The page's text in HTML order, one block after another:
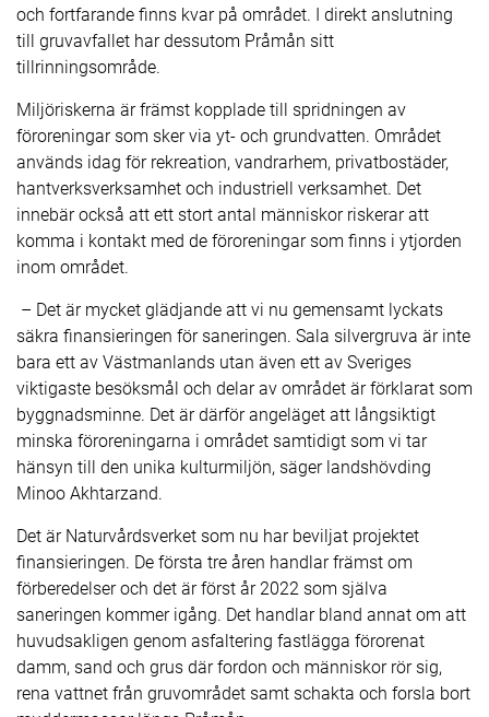
och fortfarande finns kvar på området. I direkt anslutning
till gruvavfallet har dessutom Pråmån sitt
tillrinningsområde.
Miljöriskerna är främst kopplade till spridningen av
föroreningar som sker via yt- och grundvatten. Området
används idag för rekreation, vandrarhem, privatbostäder,
hantverksverksamhet och industriell verksamhet. Det
innebär också att ett stort antal människor riskerar att
komma i kontakt med de föroreningar som finns i ytjorden
inom området.
– Det är mycket glädjande att vi nu gemensamt lyckats
säkra finansieringen för saneringen. Sala silvergruva är inte
bara ett av Västmanlands utan även ett av Sveriges
viktigaste besöksmål och delar av området är förklarat som
byggnadsminne. Det är därför angeläget att långsiktigt
minska föroreningarna i området samtidigt som vi tar
hänsyn till den unika kulturmiljön, säger landshövding
Minoo Akhtarzand.
Det är Naturvårdsverket som nu har beviljat projektet
finansieringen. De första tre åren handlar främst om
förberedelser och det är först år 2022 som själva
saneringen kommer igång. Det handlar bland annat om att
huvudsakligen genom asfaltering fastlägga förorenat
damm, sand och grus där fordon och människor rör sig,
rena vattnet från gruvområdet samt schakta och forsla bort